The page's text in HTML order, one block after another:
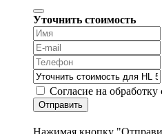
Уточнить стоимость
Согласие на
Отправить
Нажимая кнопку